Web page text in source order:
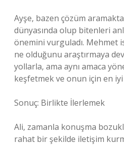
Ayşe, bazen çözüm
dünyasında olup bitenleri
önemini vurguladı. Mehmet
ne olduğunu araştırmaya
yollarla, ama aynı amaca
keşfetmek ve onun için en
Sonuç: Birlikte İlerlemek
Ali, zamanla konuşma
rahat bir şekilde iletişim